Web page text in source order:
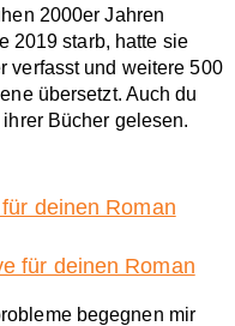
2000er Jahren
2019 starb, hatte sie
verfasst und weitere 500
übersetzt. Auch du
Bücher gelesen.
deinen Roman
begegnen mir